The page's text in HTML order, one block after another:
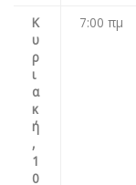
Κ
υ
ρ
ι
α
κ
ή
,
1
0
7:00 πμ